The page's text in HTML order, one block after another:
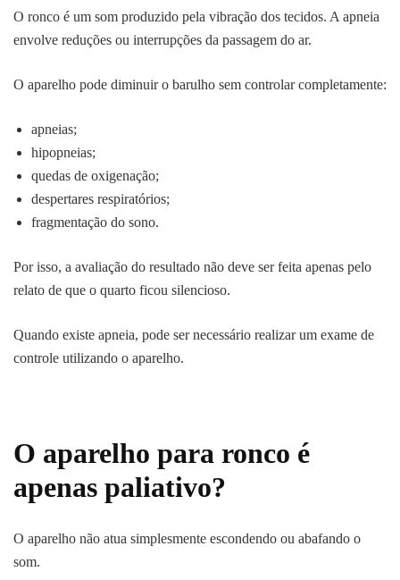
O ronco é um som produzido pela vibração dos tecidos. A apneia
envolve reduções ou interrupções da passagem do ar.
O aparelho pode diminuir o barulho sem controlar completamente:
apneias;
hipopneias;
quedas de oxigenação;
despertares respiratórios;
fragmentação do sono.
Por isso, a avaliação do resultado não deve ser feita apenas pelo
relato de que o quarto ficou silencioso.
Quando existe apneia, pode ser necessário realizar um exame de
controle utilizando o aparelho.
O aparelho para ronco é
apenas paliativo?
O aparelho não atua simplesmente escondendo ou abafando o
som.